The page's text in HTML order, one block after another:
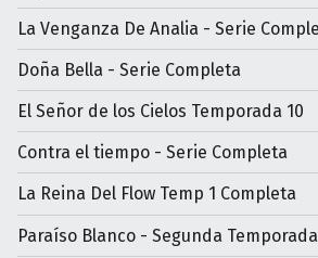
La Venganza De Analia - Serie
Doña Bella - Serie Completa
El Señor de los Cielos Temporada 10
Contra el tiempo - Serie Completa
La Reina Del Flow Temp 1 Completa
Paraíso Blanco - Segunda Temporada